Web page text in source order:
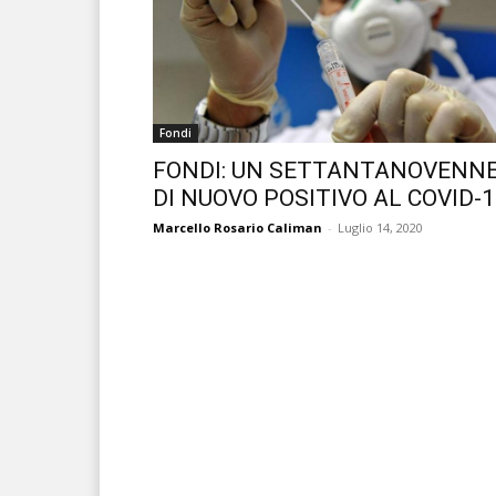
Fondi
FONDI: UN
DI NUOVO POSITIVO AL COVID-
Marcello Rosario Caliman - Luglio 14, 2020